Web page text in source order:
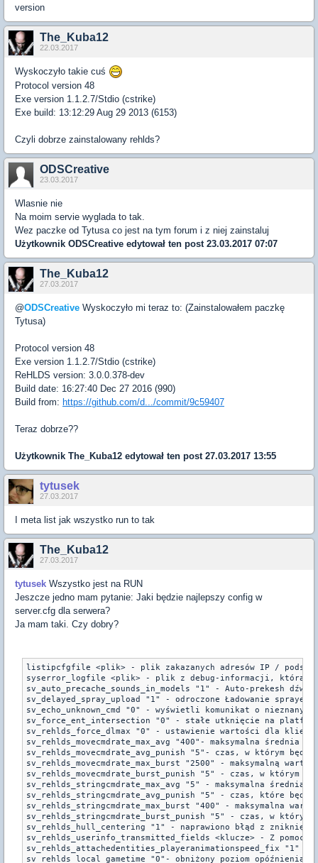
version
The_Kuba12
22.03.2017
Wyskoczyło takie cuś
Protocol version 48
Exe version 1.1.2.7/Stdio (cstrike)
Exe build: 13:12:29 Aug 29 2013 (6153)
Czyli dobrze zainstalowany rehlds?
ODSCreative
23.03.2017
Wlasnie nie
Na moim servie wyglada to tak.
Wez paczke od Tytusa co jest na tym forum i z niej zainstaluj
Użytkownik ODSCreative edytował ten post 23.03.2017 07:07
The_Kuba12
27.03.2017
@ODSCreative Wyskoczyło mi teraz to: (Zainstalowałem paczkę
Tytusa)
Protocol version 48
Exe version 1.1.2.7/Stdio (cstrike)
ReHLDS version: 3.0.0.378-dev
Build date: 16:27:40 Dec 27 2016 (990)
Build from: https://github.com/d.../commit/9c59407
Teraz dobrze??
Użytkownik The_Kuba12 edytował ten post 27.03.2017 13:55
tytusek
27.03.2017
I meta list jak wszystko run to tak
The_Kuba12
27.03.2017
tytusek Wszystko jest na RUN
Jeszcze jedno mam pytanie: Jaki będzie najlepszy config w
server.cfg dla serwera?
Ja mam taki. Czy dobry?
listipcfgfile <plik> - plik zakazanych adresów IP /
syserror_logfile <plik> - plik z debug-informacji, która
sv_auto_precache_sounds_in_models "1" - Auto-prekesh
sv_delayed_spray_upload "1" - odroczone Ładowanie
sv_echo_unknown_cmd "0" - wyświetli komunikat o nieznanym
sv_force_ent_intersection "0" - stałe utknięcie na
sv_rehlds_force_dlmax "0" - ustawienie wartości dla
sv_rehlds_movecmdrate_max_avg "400"- maksymalna
sv_rehlds_movecmdrate_avg_punish "5"- czas, w którym
sv_rehlds_movecmdrate_max_burst "2500" - maksymalną
sv_rehlds_movecmdrate_burst_punish "5" - czas, w którym
sv_rehlds_stringcmdrate_max_avg "5" - maksymalna
sv_rehlds_stringcmdrate_avg_punish "5" - czas, które będą
sv_rehlds_stringcmdrate_max_burst "400" - maksymalna
sv_rehlds_stringcmdrate_burst_punish "5" - czas, w którym
sv_rehlds_hull_centering "1" - naprawiono błąd z
sv_rehlds_userinfo_transmitted_fields <klucze> - Z
sv_rehlds_attachedentities_playeranimationspeed_fix "1" -